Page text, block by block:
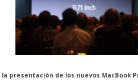
la presentación de los nuevos MacBook